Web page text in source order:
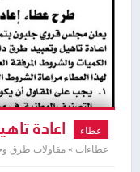
عطاء اعادة
عطاءات » مقاولات طرق